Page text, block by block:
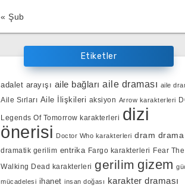
« Şub
Etiketler
adalet arayışı aile bağları aile draması aile
Aile Sırları Aile İlişkileri aksiyon Arrow karakterleri
Legends Of Tomorrow karakterleri dizi
önerisi Doctor Who karakterleri dram drama
dramatik gerilim entrika Fargo karakterleri Fear The
Walking Dead karakterleri gerilim gizem
mücadelesi ihanet insan doğası karakter draması